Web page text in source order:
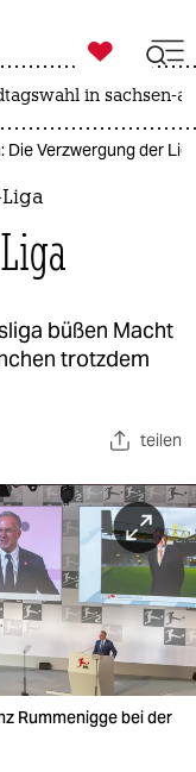

taz zahl ich
in sachsen-
Verzwergung der
büßen Macht
trotzdem
teilen
Rummenigge bei der